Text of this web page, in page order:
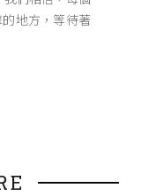
地方，等待著